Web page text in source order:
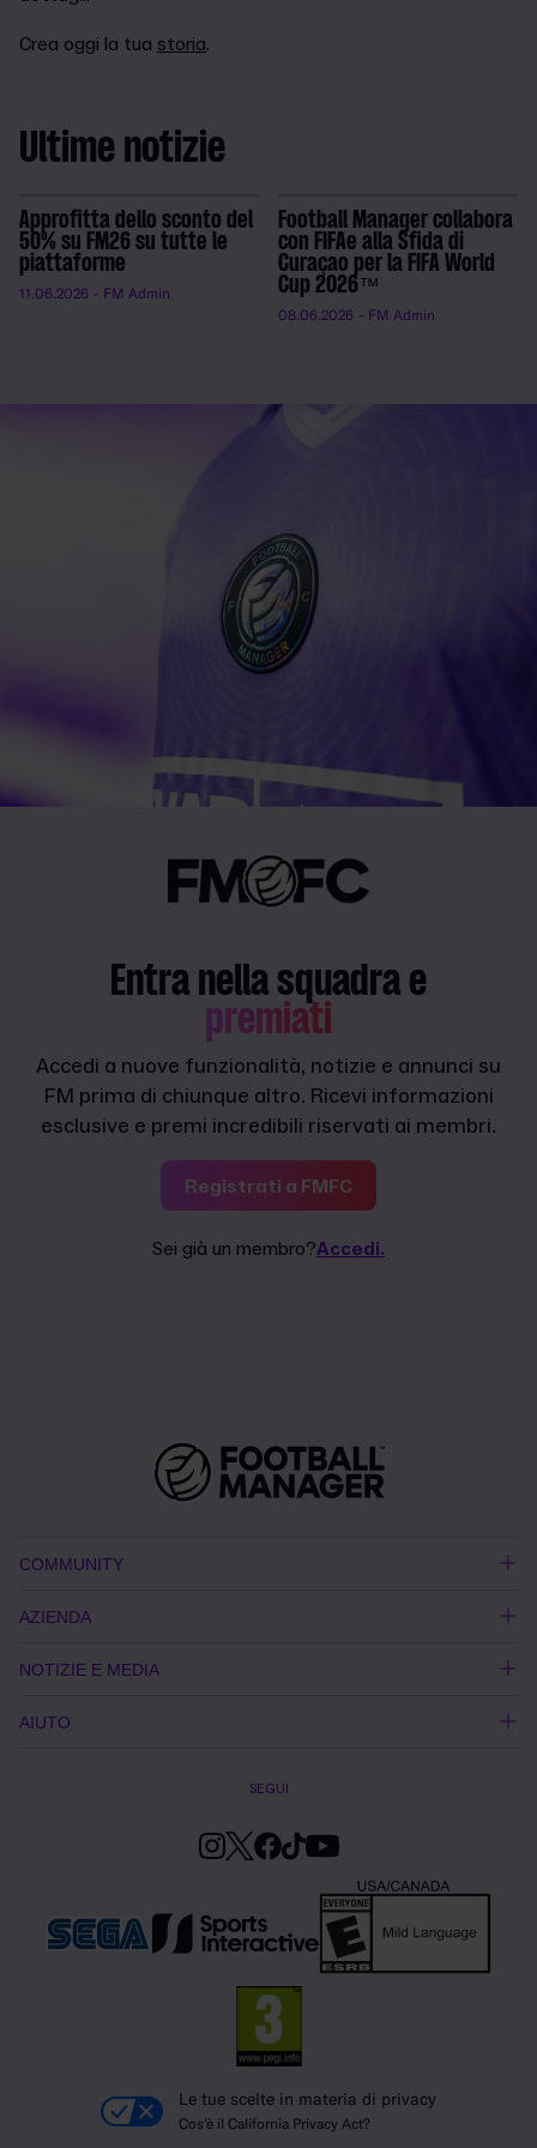
Crea oggi la tua storia.
Ultime notizie
Approfitta dello sconto del
50% su FM26 su tutte le
piattaforme
11.06.2026 - FM Admin
Football Manager collabora
con FIFAe alla Sfida di
Curaçao per la FIFA World
Cup 2026™
08.06.2026 - FM Admin
Entra nella squadra e
premiati
Accedi a nuove funzionalità, notizie e annunci su
FM prima di chiunque altro. Ricevi informazioni
esclusive e premi incredibili riservati ai membri.
Registrati a FMFC
Sei già un membro?Accedi.
COMMUNITY
AZIENDA
NOTIZIE E MEDIA
AIUTO
SEGUI
Le tue scelte in materia di privacy
Cos'è il California Privacy Act?